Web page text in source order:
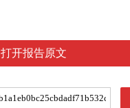
打开报告原文